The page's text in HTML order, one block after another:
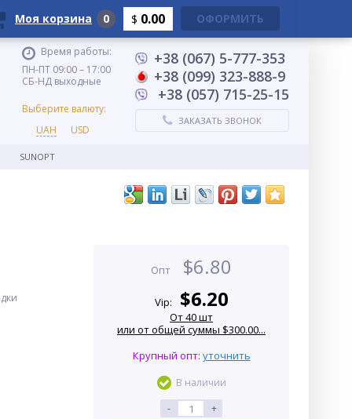
Время работы:
ПН-ПТ 09:00 – 17:00
СБ-НД выходные
Выберите валюту:
UAH
USD
+38 (067) 5-777-353
+38 (099) 323-888-9
+38 (057) 715-25-15
ЗАКАЗАТЬ ЗВОНОК
SUNOPT
Опт $6.80
Vip: $6.20
От 40 шт
или от общей суммы $300.00...
Крупный опт: уточнить
В наличии
-
+
Моя корзина 0 $ 0.00 ОФОРМИТЬ